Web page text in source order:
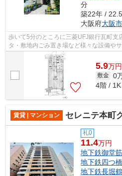
分
築22年 /
大阪府大阪
歩いて5分のところに三菱UFJ銀行瓦町支
タ・敷地内ごみ置き場など様々な設備や
す。周辺環境の良い14階建ての建物です...
5.9万円
敷金 0
4階 /
賃貸 | マンション セレニテ本町
礼0
11.4万円
地下鉄御堂
地下鉄四つ
地下鉄長堀